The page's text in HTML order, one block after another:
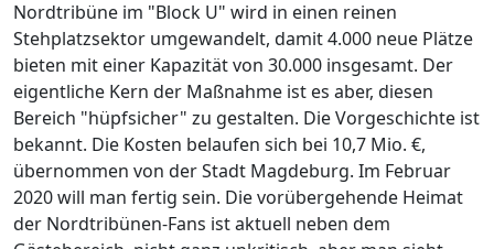
Nordtribüne im "Block U" wird in einen reinen
Stehplatzsektor umgewandelt, damit 4.000 neue Plätze
bieten mit einer Kapazität von 30.000 insgesamt. Der
eigentliche Kern der Maßnahme ist es aber, diesen
Bereich "hüpfsicher" zu gestalten. Die Vorgeschichte ist
bekannt. Die Kosten belaufen sich bei 10,7 Mio. €,
übernommen von der Stadt Magdeburg. Im Februar
2020 will man fertig sein. Die vorübergehende Heimat
der Nordtribünen-Fans ist aktuell neben dem